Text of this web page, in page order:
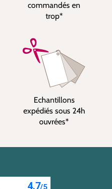
commandés en
trop*
Echantillons
expédiés sous 24h
ouvrées*